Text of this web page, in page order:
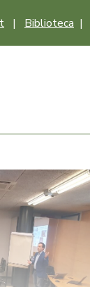
| Biblioteca |